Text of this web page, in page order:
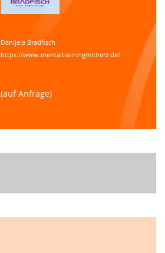
Danijela Bradfisch
https://www.mentaltrainingmitherz.de/
(auf Anfrage)